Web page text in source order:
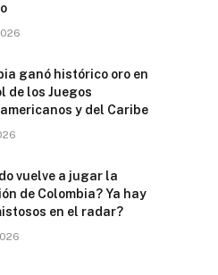
ganó histórico oro en
de los Juegos
y del Caribe
vuelve a jugar la
de Colombia? Ya hay
en el radar?